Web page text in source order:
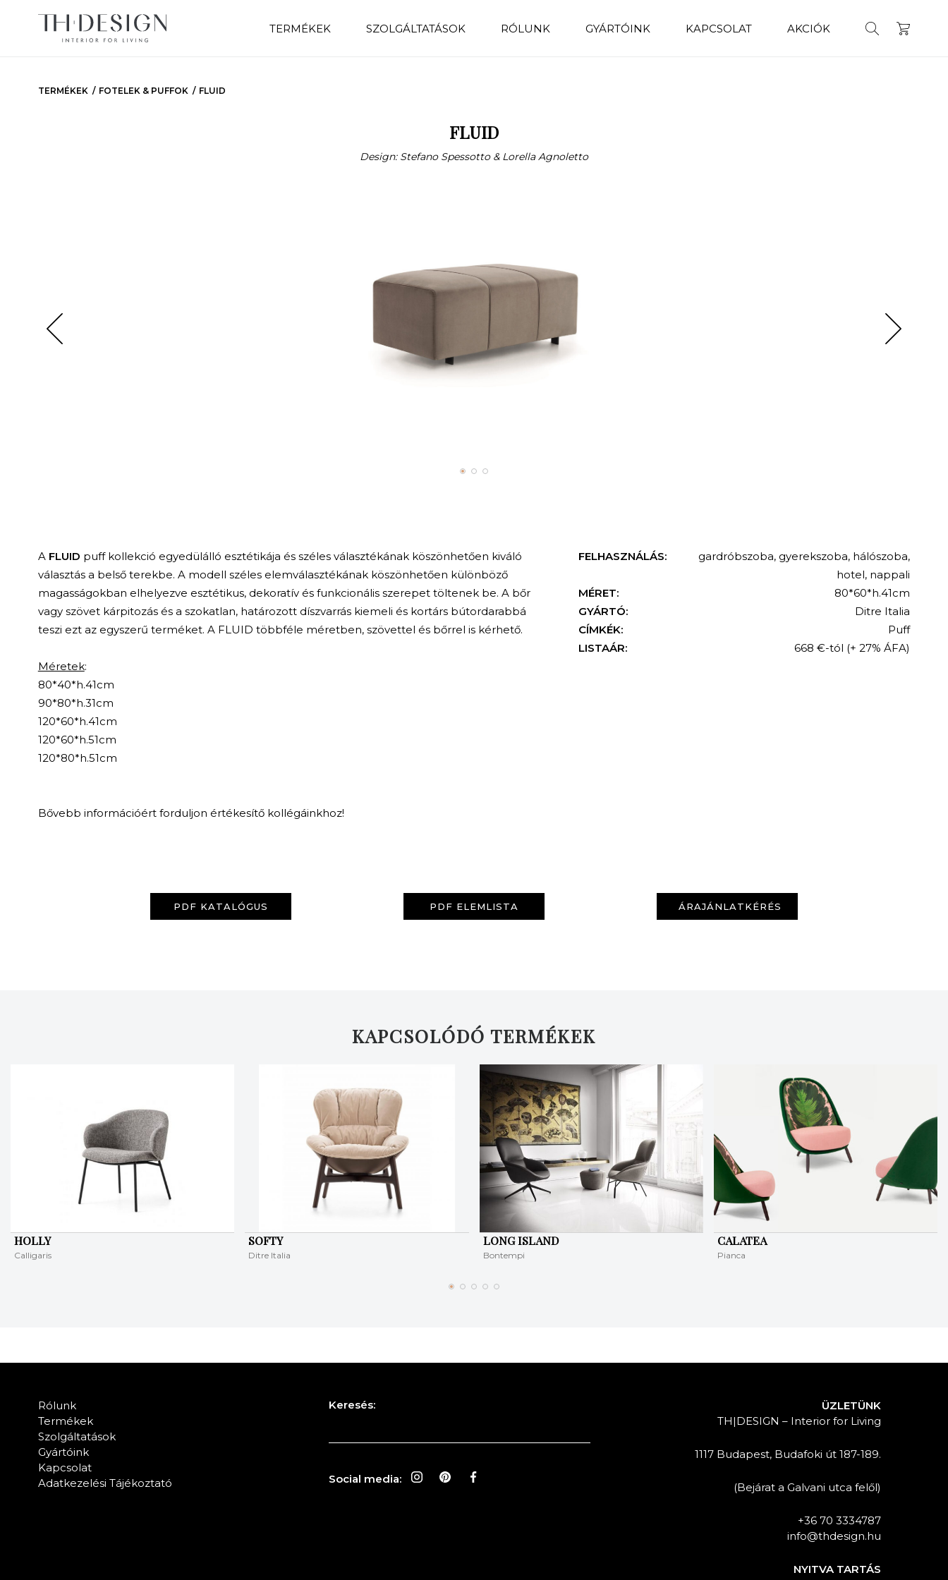
TERMÉKEK SZOLGÁLTATÁSOK RÓLUNK GYÁRTÓINK KAPCSOLAT AKCIÓK
TERMÉKEK FOTELEK & PUFFOK FLUID
FLUID
Design: Stefano Spessotto & Lorella Agnoletto
A FLUID puff kollekció egyedülálló esztétikája és széles választékának köszönhetően kiváló
választás a belső terekbe. A modell széles elemválasztékának köszönhetően különböző
magasságokban elhelyezve esztétikus, dekoratív és funkcionális szerepet töltenek be. A bőr
vagy szövet kárpitozás és a szokatlan, határozott díszvarrás kiemeli és kortárs bútordarabbá
teszi ezt az egyszerű terméket. A FLUID többféle méretben, szövettel és bőrrel is kérhető.
Méretek:
80*40*h.41cm
90*80*h.31cm
120*60*h.41cm
120*60*h.51cm
120*80*h.51cm
Bővebb információért forduljon értékesítő kollégáinkhoz!
FELHASZNÁLÁS: gardróbszoba, gyerekszoba, hálószoba,
hotel, nappali
MÉRET:
80*60*h.41cm
GYÁRTÓ:
Ditre Italia
CÍMKÉK:
Puff
LISTAÁR:
668 €-tól (+ 27% ÁFA)
PDF KATALÓGUS PDF ELEMLISTA ÁRAJÁNLATKÉRÉS
KAPCSOLÓDÓ TERMÉKEK
HOLLY
Calligaris
SOFTY
Ditre Italia
LONG ISLAND
Bontempi
CALATEA
Pianca
Rólunk
Termékek
Szolgáltatások
Gyártóink
Kapcsolat
Adatkezelési Tájékoztató
Keresés:
Social media:
ÜZLETÜNK
TH|DESIGN – Interior for Living
1117 Budapest, Budafoki út 187-189.
(Bejárat a Galvani utca felől)
+36 70 3334787
info@thdesign.hu
NYITVA TARTÁS